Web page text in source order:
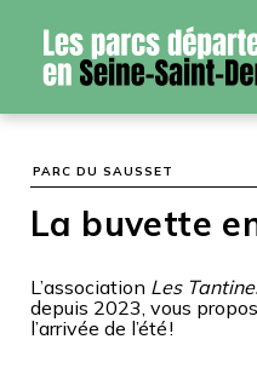
PARC DU SAUSSET
La buvette
L’association Les
depuis 2023, vous
l’arrivée de l’été !